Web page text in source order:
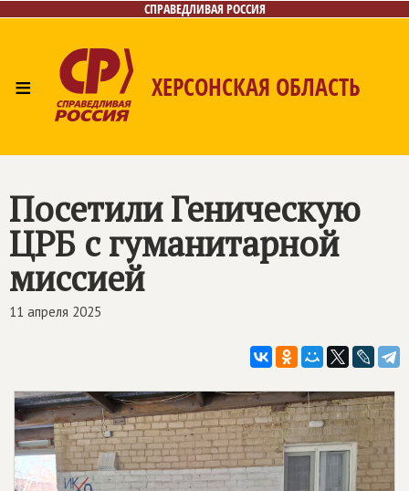
СПРАВЕДЛИВАЯ РОССИЯ
≡ ХЕРСОНСКАЯ ОБЛАСТЬ
Посетили Геническую
ЦРБ с гуманитарной
миссией
11 апреля 2025